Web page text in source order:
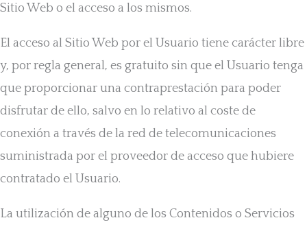
Sitio Web o el acceso a los mismos.
El acceso al Sitio Web por el Usuario tiene carácter libre
y, por regla general, es gratuito sin que el Usuario tenga
que proporcionar una contraprestación para poder
disfrutar de ello, salvo en lo relativo al coste de
conexión a través de la red de telecomunicaciones
suministrada por el proveedor de acceso que hubiere
contratado el Usuario.
La utilización de alguno de los Contenidos o Servicios